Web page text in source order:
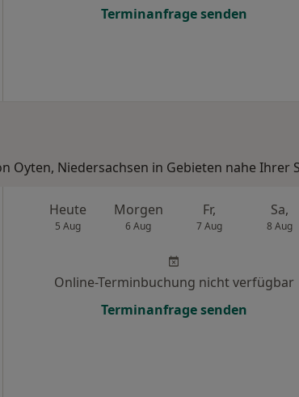
Terminanfrage senden
Niedersachsen in Gebieten nahe Ihrer
Heute
5 Aug
Morgen
6 Aug
Fr,
7 Aug
Sa,
8 Aug
Online-Terminbuchung nicht verfügbar
Terminanfrage senden